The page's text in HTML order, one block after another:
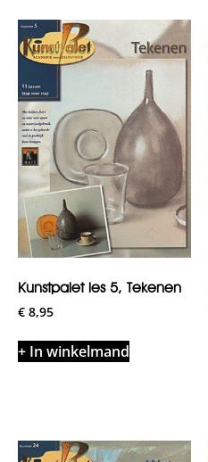
Kunstpalet les 5, Tekenen
€ 8,95
+ In winkelmand